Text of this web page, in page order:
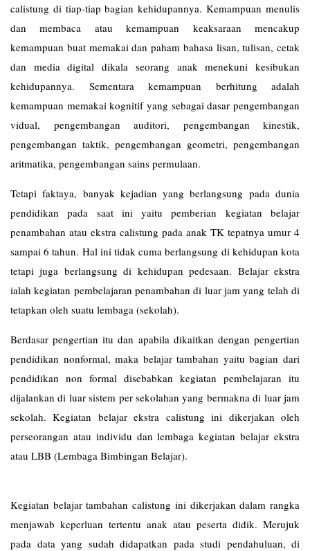
calistung di tiap-tiap bagian kehidupannya. Kemampuan menulis
dan membaca atau kemampuan keaksaraan mencakup
kemampuan buat memakai dan paham bahasa lisan, tulisan, cetak
dan media digital dikala seorang anak menekuni kesibukan
kehidupannya. Sementara kemampuan berhitung adalah
kemampuan memakai kognitif yang sebagai dasar pengembangan
vidual, pengembangan auditori, pengembangan kinestik,
pengembangan taktik, pengembangan geometri, pengembangan
aritmatika, pengembangan sains permulaan.
Tetapi faktaya, banyak kejadian yang berlangsung pada dunia
pendidikan pada saat ini yaitu pemberian kegiatan belajar
penambahan atau ekstra calistung pada anak TK tepatnya umur 4
sampai 6 tahun. Hal ini tidak cuma berlangsung di kehidupan kota
tetapi juga berlangsung di kehidupan pedesaan. Belajar ekstra
ialah kegiatan pembelajaran penambahan di luar jam yang telah di
tetapkan oleh suatu lembaga (sekolah).
Berdasar pengertian itu dan apabila dikaitkan dengan pengertian
pendidikan nonformal, maka belajar tambahan yaitu bagian dari
pendidikan non formal disebabkan kegiatan pembelajaran itu
dijalankan di luar sistem per sekolahan yang bermakna di luar jam
sekolah. Kegiatan belajar ekstra calistung ini dikerjakan oleh
perseorangan atau individu dan lembaga kegiatan belajar ekstra
atau LBB (Lembaga Bimbingan Belajar).
Kegiatan belajar tambahan calistung ini dikerjakan dalam rangka
menjawab keperluan tertentu anak atau peserta didik. Merujuk
pada data yang sudah didapatkan pada studi pendahuluan, di